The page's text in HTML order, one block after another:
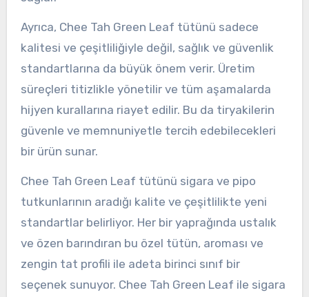
Ayrıca, Chee Tah Green Leaf tütünü sadece
kalitesi ve çeşitliliğiyle değil, sağlık ve güvenlik
standartlarına da büyük önem verir. Üretim
süreçleri titizlikle yönetilir ve tüm aşamalarda
hijyen kurallarına riayet edilir. Bu da tiryakilerin
güvenle ve memnuniyetle tercih edebilecekleri
bir ürün sunar.
Chee Tah Green Leaf tütünü sigara ve pipo
tutkunlarının aradığı kalite ve çeşitlilikte yeni
standartlar belirliyor. Her bir yaprağında ustalık
ve özen barındıran bu özel tütün, aroması ve
zengin tat profili ile adeta birinci sınıf bir
seçenek sunuyor. Chee Tah Green Leaf ile sigara